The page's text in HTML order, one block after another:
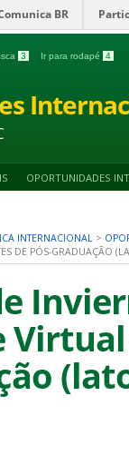
BR
3 Ir para rodapé 4
OPORTUNIDADES
INTERNACIONAL >
DE PÓS-GRADUAÇÃO